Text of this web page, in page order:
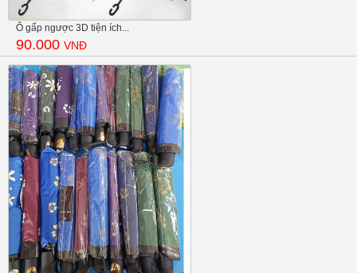
Ô gấp ngược 3D tiện ích...
90.000 VNĐ